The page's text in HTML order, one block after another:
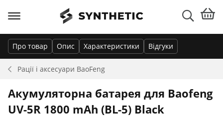
Рації і аксесуари BaoFeng
Про товар Опис Характеристики Відгуки
Акумуляторна батарея для Baofeng
UV-5R 1800 mAh (BL-5) Black